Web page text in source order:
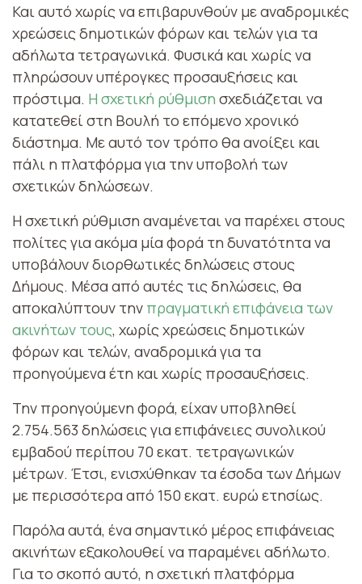
Και αυτό χωρίς να επιβαρυνθούν με αναδρομικές
χρεώσεις δημοτικών φόρων και τελών για τα
αδήλωτα τετραγωνικά. Φυσικά και χωρίς να
πληρώσουν υπέρογκες προσαυξήσεις και
πρόστιμα. Η σχετική ρύθμιση σχεδιάζεται να
κατατεθεί στη Βουλή το επόμενο χρονικό
διάστημα. Με αυτό τον τρόπο θα ανοίξει και
πάλι η πλατφόρμα για την υποβολή των
σχετικών δηλώσεων.
H σχετική ρύθμιση αναμένεται να παρέχει στους
πολίτες για ακόμα μία φορά τη δυνατότητα να
υποβάλουν διορθωτικές δηλώσεις στους
Δήμους. Μέσα από αυτές τις δηλώσεις, θα
αποκαλύπτουν την πραγματική επιφάνεια των
ακινήτων τους, χωρίς χρεώσεις δημοτικών
φόρων και τελών, αναδρομικά για τα
προηγούμενα έτη και χωρίς προσαυξήσεις.
Την προηγούμενη φορά, είχαν υποβληθεί
2.754.563 δηλώσεις για επιφάνειες συνολικού
εμβαδού περίπου 70 εκατ. τετραγωνικών
μέτρων. Έτσι, ενισχύθηκαν τα έσοδα των Δήμων
με περισσότερα από 150 εκατ. ευρώ ετησίως.
Παρόλα αυτά, ένα σημαντικό μέρος επιφάνειας
ακινήτων εξακολουθεί να παραμένει αδήλωτο.
Για το σκοπό αυτό, η σχετική πλατφόρμα